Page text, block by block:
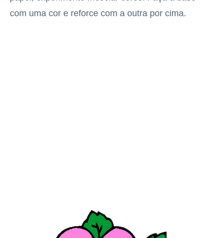
com uma cor e reforce com a outra por cima.